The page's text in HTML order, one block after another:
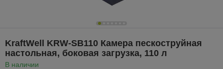
KraftWell KRW-SB110 Камера пескоструйная
настольная, боковая загрузка, 110 л
В наличии